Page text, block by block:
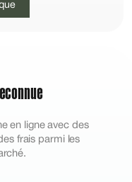
en ligne avec des
frais parmi les